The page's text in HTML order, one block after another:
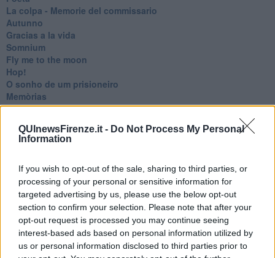
QUInewsFirenze.it - Do Not Process My Personal
Information
If you wish to opt-out of the sale, sharing to third parties, or
processing of your personal or sensitive information for
targeted advertising by us, please use the below opt-out
section to confirm your selection. Please note that after your
opt-out request is processed you may continue seeing
interest-based ads based on personal information utilized by
us or personal information disclosed to third parties prior to
​La colpa - Memorie del commissario
Autunno
Gracias a la vida
Somnium
Fly me to the moon
Hop!
O sonho de um prisioneiro
Memòrias
Sto qui
Bestiario
Pillole
​“D” come delitto
Belle lettere
25 Aprile
Todo el bien, todo el mal
Silenzio
Le parole
​L’Australiana